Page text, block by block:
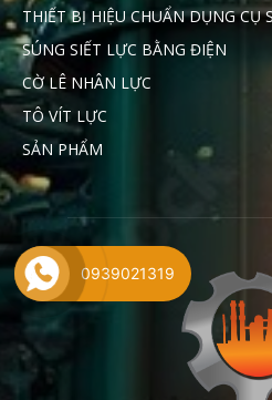
THIẾT BỊ HIỆU CHUẨN DỤNG CỤ
SÚNG SIẾT LỰC BẰNG ĐIỆN
CỜ LÊ NHÂN LỰC
TÔ VÍT LỰC
SẢN PHẨM
0939021319